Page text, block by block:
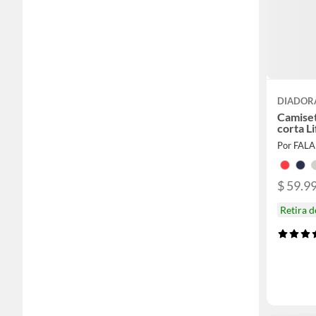
corta
Por
$
Retira